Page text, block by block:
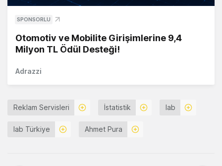
SPONSORLU
Otomotiv ve Mobilite Girişimlerine 9,4
Milyon TL Ödül Desteği!
Adrazzi
Reklam Servisleri İstatistik Iab
Iab Türkiye Ahmet Pura